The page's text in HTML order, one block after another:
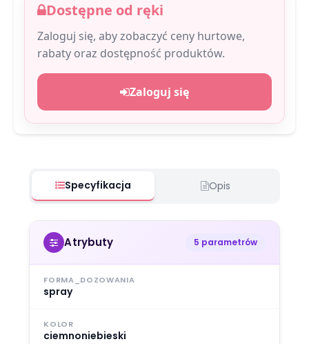
Dostępne od ręki
Zaloguj się, aby zobaczyć ceny hurtowe,
rabaty oraz dostępność produktów.
Zaloguj się
Specyfikacja Opis
Atrybuty 5 parametrów
FORMA_DOZOWANIA
spray
KOLOR
ciemnoniebieski